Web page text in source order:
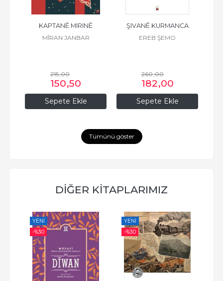
Sepete Ekle
KAPTANÊ MIRINÊ
MÎRAN JANBAR
215,00
150,50
Sepete Ekle
ŞIVANÊ KURMANCA
EREB ŞEMO
260,00
182,00
Tümünü göster
DİĞER KİTAPLARIMIZ
YENI
-%30
YENI
-%30